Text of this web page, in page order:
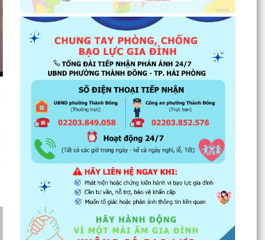
Hải Phòng ban hành chính sách hỗ trợ người
hoạt động không chuyên trách thôn, tổ dân phố
nghỉ ngay...
Tăng cường hưởng ứng Cuộc thi và Triển lãm
ảnh nghệ thuật cấp Quốc gia “Tự hào một dải
biên cương”...
Phường Thành Đông tổ chức phiên họp Ban đại
diện Hội đồng quản trị ngân hàng chính sách xã
hội quý...
Hơn 1.600 đoàn viên, người lao động trên địa
bàn phường Thành Đông tham gia bữa cơm
công đoàn